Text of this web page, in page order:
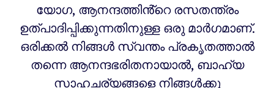
യോഗ, ആനന്ദത്തിൻ്റെ രസതന്ത്രം
ഉത്പാദിപ്പിക്കുന്നതിനുള്ള ഒരു മാർഗമാണ്.
ഒരിക്കൽ നിങ്ങൾ സ്വന്തം പ്രകൃതത്താൽ
തന്നെ ആനന്ദഭരിതനായാൽ, ബാഹ്യ
സാഹചര്യങ്ങളെ നിങ്ങൾക്കു